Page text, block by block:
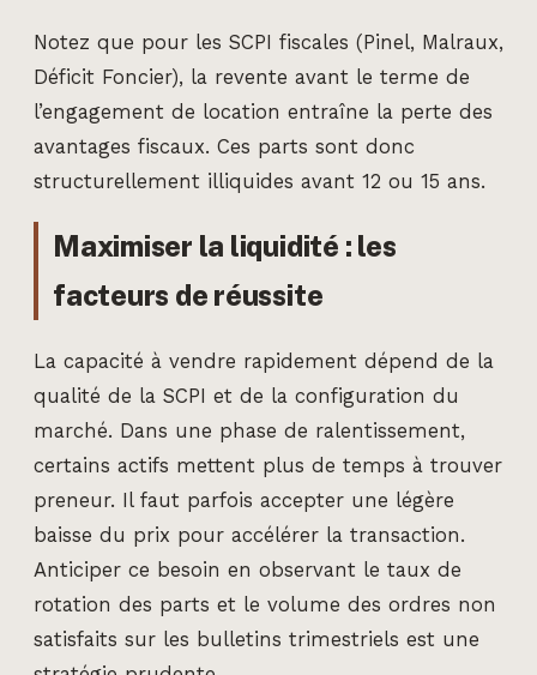
Notez que pour les SCPI fiscales (Pinel, Malraux,
Déficit Foncier), la revente avant le terme de
l’engagement de location entraîne la perte des
avantages fiscaux. Ces parts sont donc
structurellement illiquides avant 12 ou 15 ans.
Maximiser la liquidité : les
facteurs de réussite
La capacité à vendre rapidement dépend de la
qualité de la SCPI et de la configuration du
marché. Dans une phase de ralentissement,
certains actifs mettent plus de temps à trouver
preneur. Il faut parfois accepter une légère
baisse du prix pour accélérer la transaction.
Anticiper ce besoin en observant le taux de
rotation des parts et le volume des ordres non
satisfaits sur les bulletins trimestriels est une